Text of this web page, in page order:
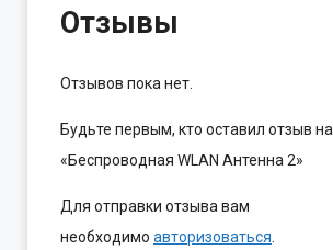
Отзывы
Отзывов пока нет.
Будьте первым, кто оставил отзыв на
«Беспроводная WLAN Антенна 2»
Для отправки отзыва вам
необходимо авторизоваться